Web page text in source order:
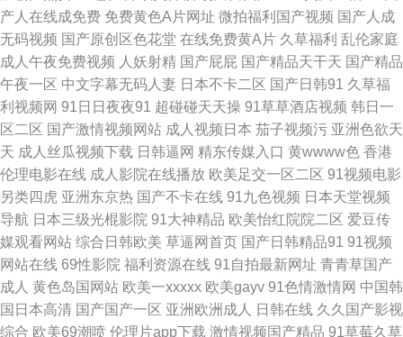
费观看 国产精品在线系列 黄色天堂com 影音先锋成人网址 国产视频第20页
91AV免费在线视频 不卡中文一二一三 深夜福利3000 91群交 国产成人在线
综合 午夜伦理香港 99热这里有精品 色悠悠手机综合 亚洲强奸av 精品久久
COM 微拍福利视频午夜精品 91美女免费黑料 久久视久久 91黄毛片 www超
碰在线91 欧美变态bdsm调教 在线观看亚洲五 97影院午夜在线播放 欧美日
韩国产综合 91九色蝌蚪蜜桃人妻 国产ts在线观看 日韩AV片 91国产福利小视
频 国产九色蝌蚪91 日韩理论 91換覺 www久久 欧美图一区在线观看 91豆奶
产人在线成免费 免费黄色A片网址 微拍福利国产视频 国产人成
无码视频 国产原创区色花堂 在线免费黄A片 久草福利 乱伦家庭
成人午夜免费视频 人妖射精 国产屁屁 国产精品天干天 国产精品
午夜一区 中文字幕无码人妻 日本不卡二区 国产日韩91 久草福
利视频网 91日日夜夜91 超碰碰天天操 91草草酒店视频 韩日一
区二区 国产激情视频网站 成人视频日本 茄子视频污 亚洲色欲天
天 成人丝瓜视频下载 日韩逼网 精东传媒入口 黄wwww色 香港
伦理电影在线 成人影院在线播放 欧美足交一区二区 91视频电影
另类四虎 亚洲东京热 国产不卡在线 91九色视频 日本天堂视频
导航 日本三级光棍影院 91大神精品 欧美怡红院院二区 爱豆传
媒观看网站 综合日韩欧美 草逼网首页 国产日韩精品91 91视频
网站在线 69性影院 福利资源在线 91自拍最新网址 青青草国产
成人 黄色岛国网站 欧美一xxxxx 欧美gayv 91色情激情网 中国韩
国日本高清 国产国产一区 亚洲欧洲成人 日韩在线 久久国产影视
综合 欧美69潮喷 伦理片app下载 激情视频国产精品 91草莓久草